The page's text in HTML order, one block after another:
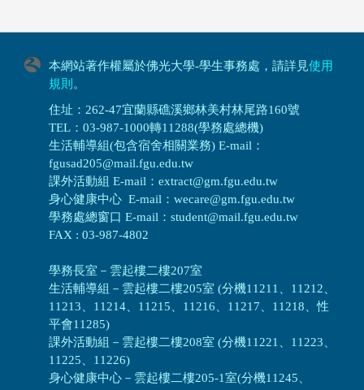
本網站著作權屬於佛光大學-學生事務處，請詳見使用
規則 。
住址：262-47宜蘭縣礁溪鄉林美村林尾路160號
TEL：03-987-1000轉11288(學務處總機)
生活輔導組(包含宿舍相關業務) E-mail：
fgusad205@mail.fgu.edu.tw
課外活動組 E-mail：extract@gm.fgu.edu.tw
身心健康中心 E-mail：wecare@gm.fgu.edu.tw
學務處總窗口 E-mail：student@mail.fgu.edu.tw
FAX : 03-987-4802
學務長室－雲起樓二樓207室
生活輔導組 － 雲起樓二樓205室 (分機11211、11212、
11213、11214、11215、11216、11217、11218、性
平會11285)
課外活動組 － 雲起樓二樓208室 (分機11221、11223、
11225、11226)
身心健康中心 － 雲起樓二樓205-1室(分機11245、